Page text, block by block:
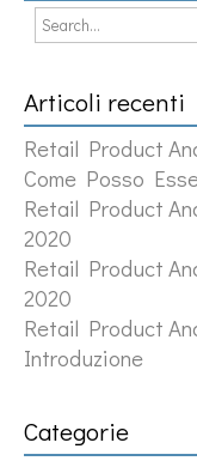
Articoli recenti
Retail Product
Come Posso
Retail Product
2020
Retail Product
2020
Retail Product
Introduzione
Categorie